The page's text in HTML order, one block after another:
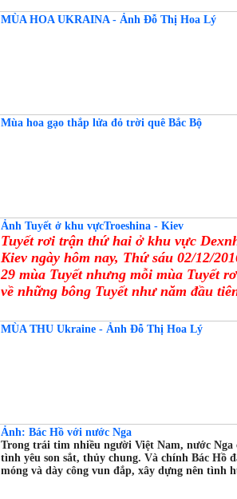
MÙA HOA UKRAINA - Ảnh Đỗ Thị Hoa Lý
Mùa hoa gạo thắp lửa đỏ trời quê Bắc Bộ
Ảnh Tuyết ở khu vựcTroeshina - Kiev
Tuyết rơi trận thứ hai ở khu vực
Kiev ngày hôm nay, Thứ sáu 02/12/
29 mùa Tuyết nhưng mỗi mùa Tuyết
về những bông Tuyết như năm đầu
MÙA THU Ukraine - Ảnh Đỗ Thị Hoa Lý
Ảnh: Bác Hồ với nước Nga
Trong trái tim nhiều người Việt Nam, nước
tình yêu son sắt, thủy chung. Và chính Bác Hồ
móng và dày công vun đắp, xây dựng nên tình